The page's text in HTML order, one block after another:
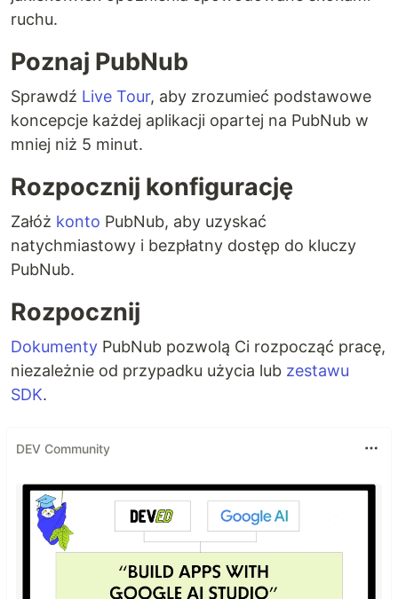
ruchu.
Poznaj PubNub
Sprawdź Live Tour, aby zrozumieć podstawowe
koncepcje każdej aplikacji opartej na PubNub w
mniej niż 5 minut.
Rozpocznij konfigurację
Załóż konto PubNub, aby uzyskać
natychmiastowy i bezpłatny dostęp do kluczy
PubNub.
Rozpocznij
Dokumenty PubNub pozwolą Ci rozpocząć pracę,
niezależnie od przypadku użycia lub zestawu
SDK.
DEV Community